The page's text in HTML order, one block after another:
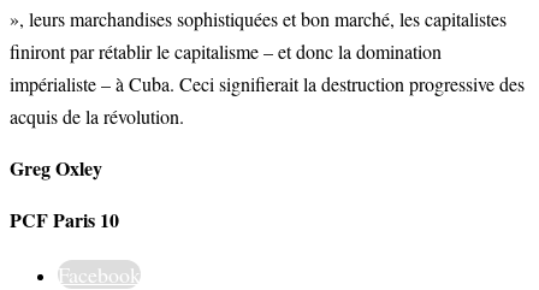
», leurs marchandises sophistiquées et bon marché, les capitalistes
finiront par rétablir le capitalisme – et donc la domination
impérialiste – à Cuba. Ceci signifierait la destruction progressive des
acquis de la révolution.
Greg Oxley
PCF Paris 10
Facebook